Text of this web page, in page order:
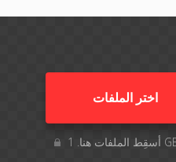
اختر الملفات